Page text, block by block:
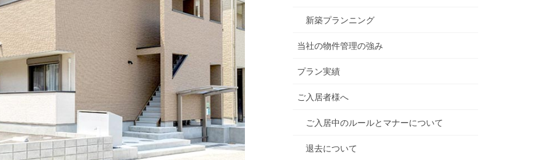
新築プランニング
当社の物件管理の強み
プラン実績
ご入居者様へ
ご入居中のルールとマナーについて
退去について